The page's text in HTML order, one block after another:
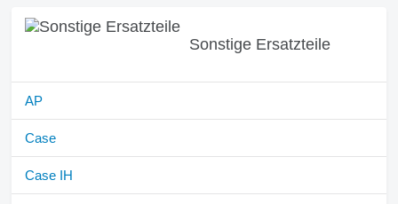
Sonstige Ersatzteile
AP
Case
Case IH